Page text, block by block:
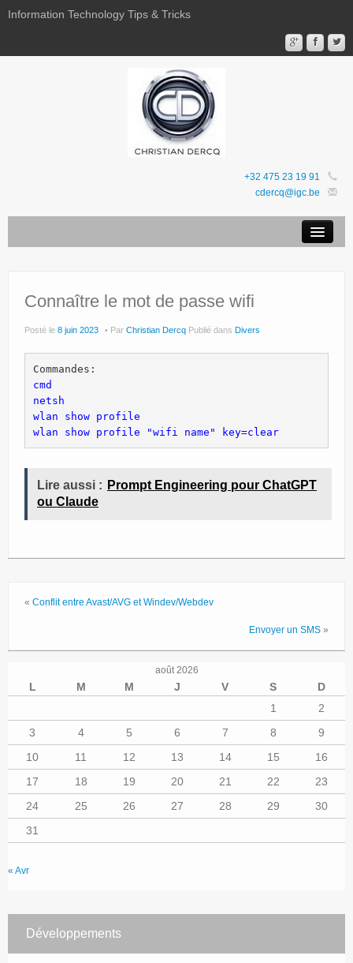
Information Technology Tips & Tricks
+32 475 23 19 91
cdercq@igc.be
Sites Web
Favoris
Site Principal
Politique de confidentialité
Connaître le mot de passe wifi
Posté le 8 juin 2023 Par Christian Dercq Publié dans Divers
cmd
netsh
wlan show profile
wlan show profile "wifi name" key=clear
Lire aussi : Prompt Engineering pour ChatGPT
ou Claude
« Conflit entre Avast/AVG et Windev/Webdev
Envoyer un SMS »
août 2026
L M M J V S
D
1
2
3
4 5 6 7 8
9
10
11 12 13 14 15
16
17
18 19 20 21 22
23
24
25 26 27 28 29
30
31
« Avr
Développements